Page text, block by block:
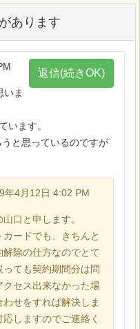
あります
返信(続きOK)
いま
います。
と思っているのですが
年4月12日 4:02 PM
口と申します。
ードでも、きちんと
除の仕方なのでとて
ても契約期間分は問
セス出来なかった場
せをすれば解決しま
しますのでご連絡く